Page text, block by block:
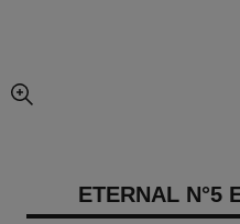
vergrote weergave van foto
ETERNAL N°5